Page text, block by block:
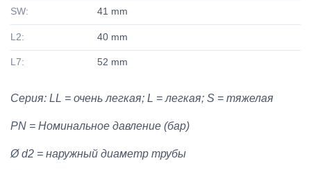
SW: 41 mm
L2: 40 mm
L7: 52 mm
Серия: LL = очень легкая; L = легкая; S = тяжелая
PN = Номинальное давление (бар)
Ø d2 = наружный диаметр трубы